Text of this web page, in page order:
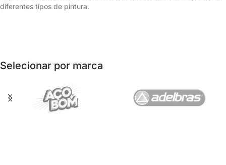
diferentes tipos de pintura.
Selecionar por marca